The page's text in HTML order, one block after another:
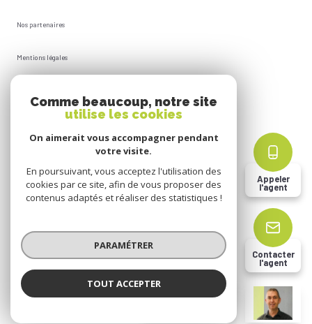
Christophe DHION
Appeler
l'agent
Contacter
l'agent
Nos partenaires
Mentions légales
Cookies
© 2026 | Tous droits réservés
Réalisé par
Comme beaucoup, notre site
utilise les cookies
On aimerait vous accompagner pendant
votre visite.
En poursuivant, vous acceptez l'utilisation des
cookies par ce site, afin de vous proposer des
contenus adaptés et réaliser des statistiques !
PARAMÉTRER
TOUT ACCEPTER